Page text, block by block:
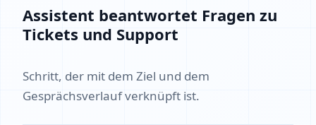
Assistent beantwortet Fragen zu
Tickets und Support
Schritt, der mit dem Ziel und dem
Gesprächsverlauf verknüpft ist.